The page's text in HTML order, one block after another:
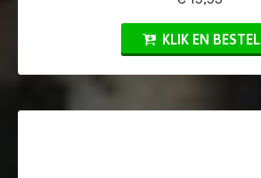
KLIK EN BESTEL